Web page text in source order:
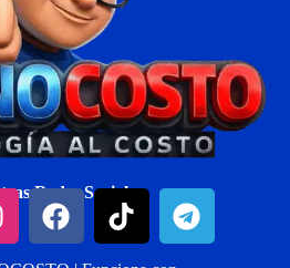
Redes Sociales: